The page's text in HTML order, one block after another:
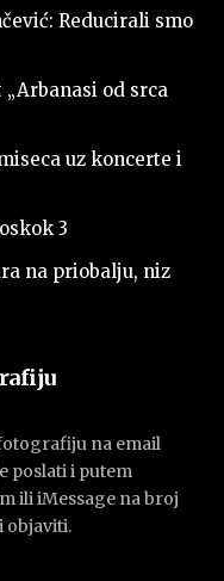
Reducirali smo
„Arbanasi od srca
uz koncerte i
3
na priobalju, niz
na email
poslati i putem
ili iMessage na broj
objaviti.